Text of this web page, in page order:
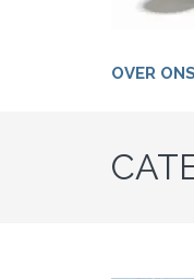
OVER ONS